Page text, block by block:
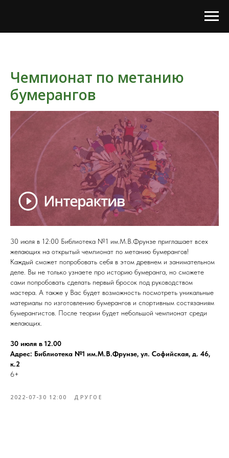
Чемпионат по метанию
бумерангов
30 июля в 12:00 Библиотека №1 им.М.В.Фрунзе приглашает всех
желающих на открытый чемпионат по метанию бумерангов!
Каждый сможет попробовать себя в этом древнем и занимательном
деле. Вы не только узнаете про историю бумеранга, но сможете
сами попробовать сделать первый бросок под руководством
мастера. А также у Вас будет возможность посмотреть уникальные
материалы по изготовлению бумерангов и спортивным состязаниям
бумерангистов. После теории будет небольшой чемпионат среди
желающих.
30 июля в 12.00
Адрес: Библиотека №1 им.М.В.Фрунзе, ул. Софийская, д. 46,
к.2
6+
2022-07-30 12:00 ДРУГОЕ